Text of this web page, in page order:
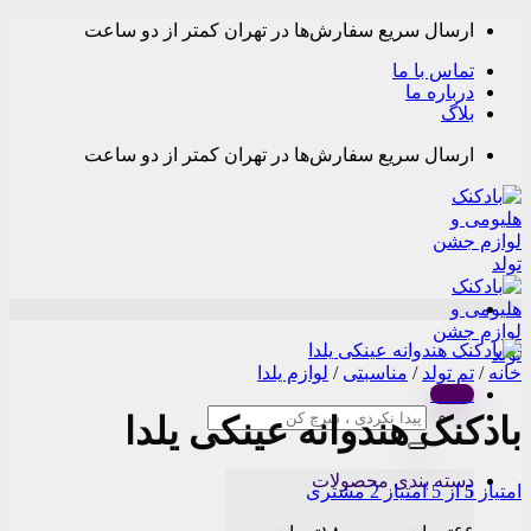
Skip
content
ارسال سریع سفارش‌ها در تهران کمتر از دو ساعت
تماس با ما
درباره ما
بلاگ
ارسال سریع سفارش‌ها در تهران کمتر از دو ساعت
Menu
جستجو
برای:
دسته بندی محصولات
خانه / تم تولد / مناسبتی / لوازم یلدا
بادکنک هندوانه عینکی یلدا
امتیاز 5از 5 امتیاز 2مشتری